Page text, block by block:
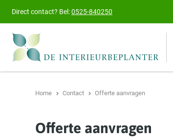
Direct contact? Bel:0525-840250
Home Contact Offerte aanvragen
Offerte aanvragen